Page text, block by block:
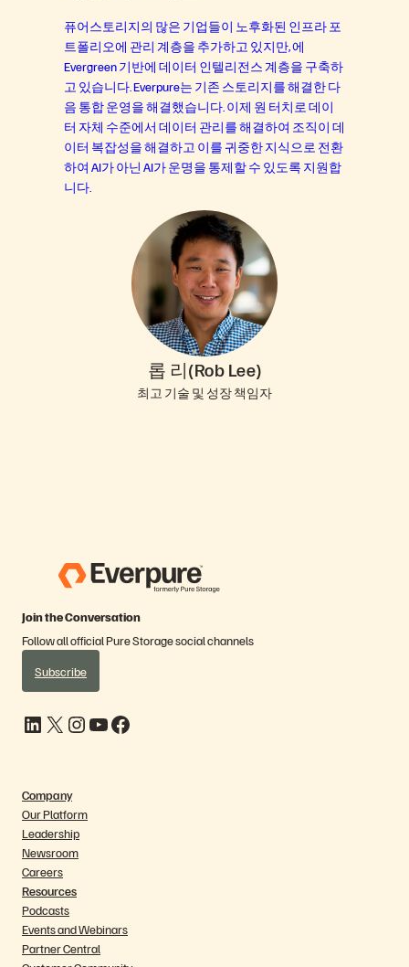
퓨어스토리지의 많은 기업들이 노후화된 인프라 포
트폴리오에 관리 계층을 추가하고 있지만, 에
Evergreen 기반에 데이터 인텔리전스 계층을 구축하
고 있습니다. Everpure는 기존 스토리지를 해결한 다
음 통합 운영을 해결했습니다. 이제 원 터치로 데이
터 자체 수준에서 데이터 관리를 해결하여 조직이 데
이터 복잡성을 해결하고 이를 귀중한 지식으로 전환
하여 AI가 아닌 AI가 운명을 통제할 수 있도록 지원합
니다.
롭 리(Rob Lee)
최고 기술 및 성장 책임자
Join the Conversation
Follow all official Pure Storage social channels
Subscribe
LinkedIn X Instagram YouTube Facebook
Company
Our Platform
Leadership
Newsroom
Careers
Resources
Podcasts
Events and Webinars
Partner Central